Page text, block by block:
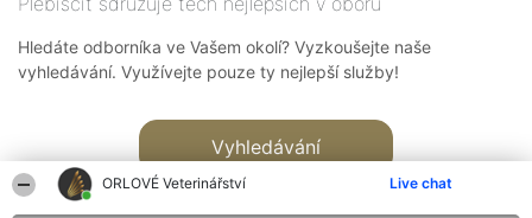
ORLOVÉ Veterinářství Live chat
Hledáte odborníka ve Vašem okolí? Vyzkoušejte naše
vyhledávání. Využívejte pouze ty nejlepší služby!
Vyhledávání